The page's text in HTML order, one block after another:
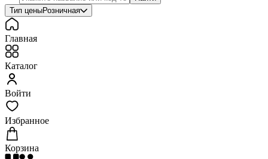
Тип ценыРозничная
Главная
Каталог
Войти
Избранное
Корзина